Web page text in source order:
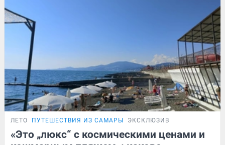
ЛЕТО ПУТЕШЕСТВИЯ ИЗ САМАРЫ ЭКСКЛЮЗИВ
«Это „люкс“ с космическими ценами и